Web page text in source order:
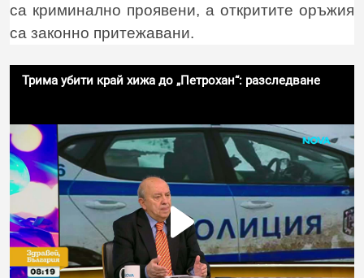
са криминално проявени, а откритите оръжия
са законно притежавани.